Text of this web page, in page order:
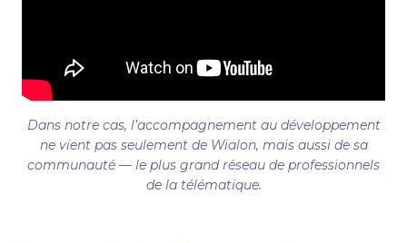
Dans notre cas, l’accompagnement au développement
ne vient pas seulement de Wialon, mais aussi de sa
communauté — le plus grand réseau de professionnels
de la télématique.